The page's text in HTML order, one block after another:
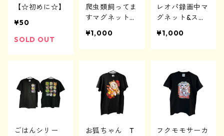
アクリルグッズ
アクリルグッズ
缶バッジ
アクリルキーホルダー
アクリルスタンド
アクリルブロック
3Dプリンターグッズ
【☆初めに☆】
¥50
SOLD OUT
爬虫類飼ってま
すマグネット＆
¥1,000
レオパ録画中マ
グネット&ステ
¥1,000
ごはんシリー
お狐ちゃん T
フクモモサーカ